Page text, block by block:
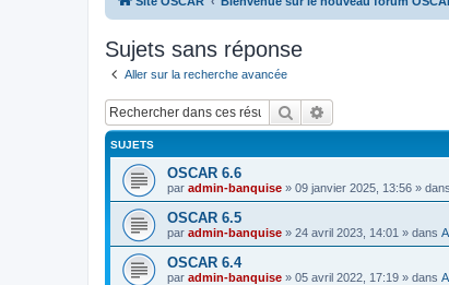
Sujets sans réponse
Aller sur la recherche avancée
Rechercher
SUJETS
OSCAR 6.6
par admin-banquise » 09 janvier 2025, 13:56 » dans
OSCAR 6.5
par admin-banquise » 24 avril 2023, 14:01 » dans
OSCAR 6.4
par admin-banquise » 05 avril 2022, 17:19 » dans